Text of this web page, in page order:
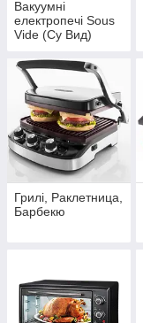
Вакуумні
електропечі Sous
Vide (Су Вид)
Грилі, Раклетница,
Барбекю